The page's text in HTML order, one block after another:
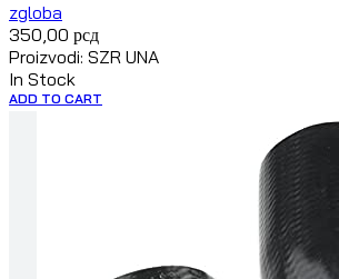
zgloba
350,00 рсд
Proizvodi: SZR UNA
In Stock
ADD TO CART